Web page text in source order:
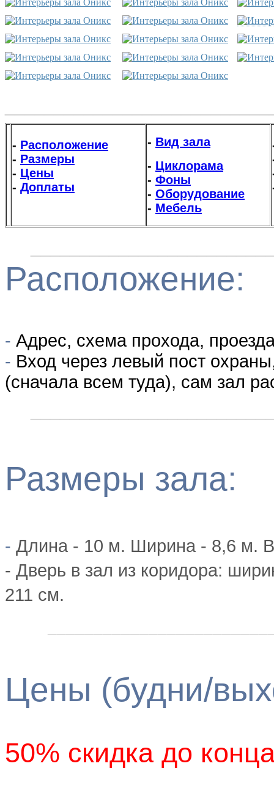
- Расположение
- Размеры
- Цены
- Доплаты
- Вид зала
- Циклорама
- Фоны
- Оборудование
- Мебель
Расположение:
- Адрес, схема прохода,
- Вход через левый пост
(сначала всем туда), сам зал
Размеры зала:
- Длина - 10 м. Ширина - 8,6 м.
- Дверь в зал из коридора:
211 см.
Цены (будни/
50% скидка до